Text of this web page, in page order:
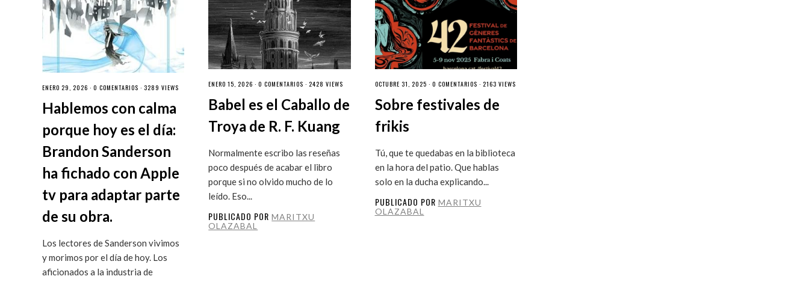
ENERO 29, 2026 · 0 COMENTARIOS · 3289 VIEWS
Hablemos con calma
porque hoy es el día:
Brandon Sanderson
ha fichado con Apple
tv para adaptar parte
de su obra.
Los lectores de Sanderson vivimos
y morimos por el día de hoy. Los
aficionados a la industria de
ENERO 15, 2026 ·0 COMENTARIOS · 2428 VIEWS
Babel es el Caballo de
Troya de R. F. Kuang
Normalmente escribo las reseñas
poco después de acabar el libro
porque si no olvido mucho de lo
leído. Eso...
PUBLICADO PORMARITXU
OLAZABAL
OCTUBRE 31, 2025 · 0 COMENTARIOS · 2163 VIEWS
Sobre festivales de
frikis
Tú, que te quedabas en la biblioteca
en la hora del patio. Que hablas
solo en la ducha explicando...
PUBLICADO POR MARITXU
OLAZABAL